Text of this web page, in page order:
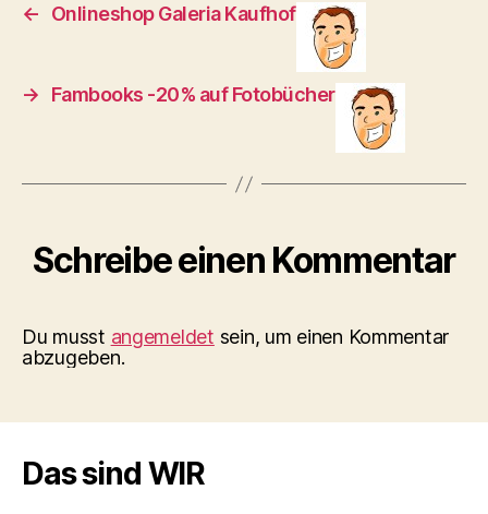
← Onlineshop Galeria Kaufhof
→ Fambooks -20% auf Fotobücher
Schreibe einen Kommentar
Du musst angemeldet sein, um einen Kommentar
abzugeben.
Das sind WIR